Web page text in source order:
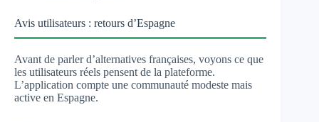
Avis utilisateurs : retours d’Espagne
Avant de parler d’alternatives françaises, voyons ce que
les utilisateurs réels pensent de la plateforme.
L’application compte une communauté modeste mais
active en Espagne.